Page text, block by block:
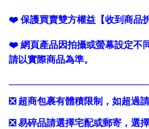
❤️ 保護買賣雙方權益【收到商品
❤️ 網頁產品因拍攝或螢幕設定不
請以實際商品為準。
❎ 超商包裹有體積限制，如超過
❎ 易碎品請選擇宅配或郵寄，選